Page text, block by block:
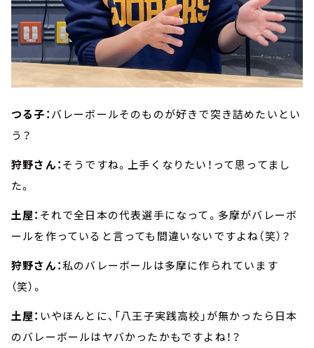
つる子：バレーボールそのものが好きで突き詰めたいとい
う？
狩野さん：そうですね。上手くなりたい！って思ってまし
た。
土屋： それで全日本の代表選手になって。多摩がバレーボ
ールを作っていると言っても間違いないですよね（笑）？
狩野さん：私のバレーボールは多摩に作られています
（笑）。
土屋： いやほんとに、「八王子実践高校」が無かったら日本
のバレーボールはヤバかったかもですよね！？